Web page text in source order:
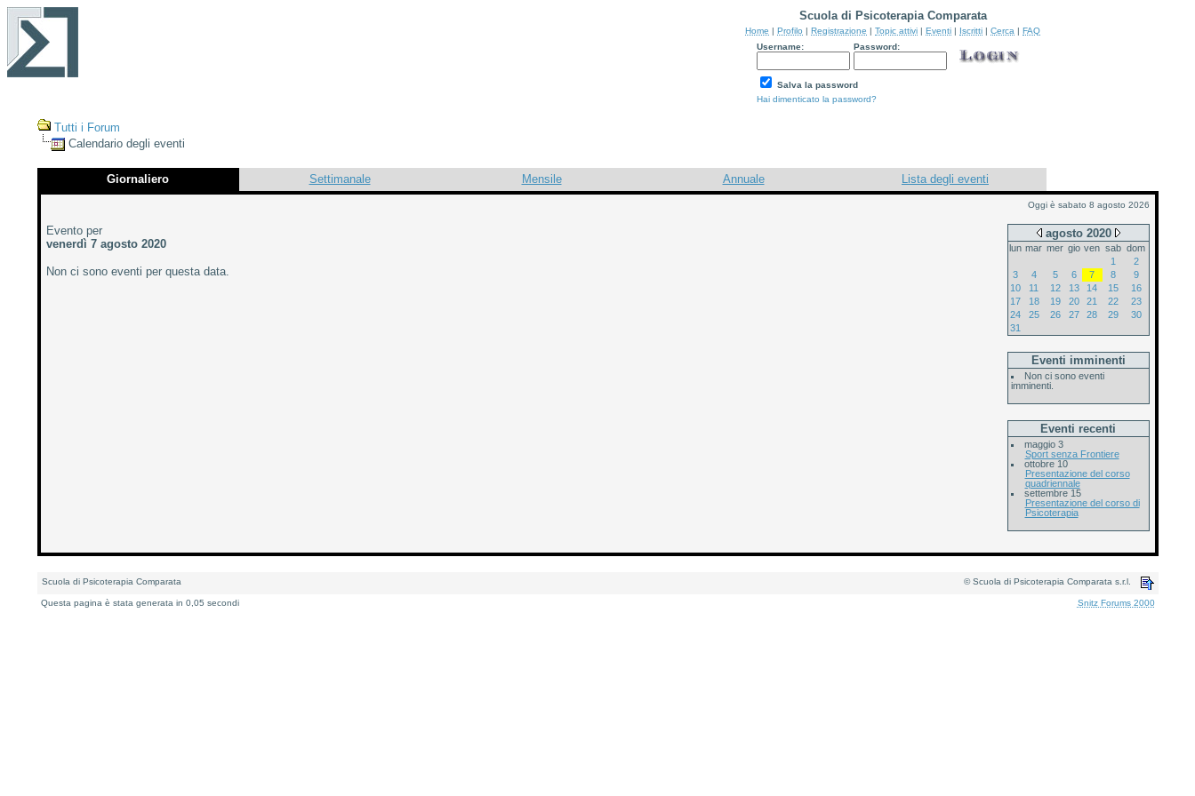
Scuola di Psicoterapia Comparata
Home | Profilo | Registrazione | Topic attivi | Eventi | Iscritti | Cerca | FAQ
Username:
Password:
Salva la password
Hai dimenticato la password?
Tutti i Forum
Calendario degli eventi
Giornaliero Settimanale Mensile Annuale Lista degli eventi
Oggi è sabato 8 agosto 2026
Evento per
venerdì 7 agosto 2020
Non ci sono eventi per questa data.
agosto 2020
lun mar mer gio ven sab dom
1
2
3
4 5 6 7 8
9
10
11 12 13 14 15
16
17
18 19 20 21 22
23
24
25 26 27 28 29
30
31
Eventi imminenti
Non ci sono eventi
imminenti.
Eventi recenti
maggio 3
Sport senza Frontiere
ottobre 10
Presentazione del corso
quadriennale
settembre 15
Presentazione del corso di
Psicoterapia
Scuola di Psicoterapia Comparata © Scuola di Psicoterapia Comparata s.r.l.
Questa pagina è stata generata in 0,05 secondi Snitz Forums 2000